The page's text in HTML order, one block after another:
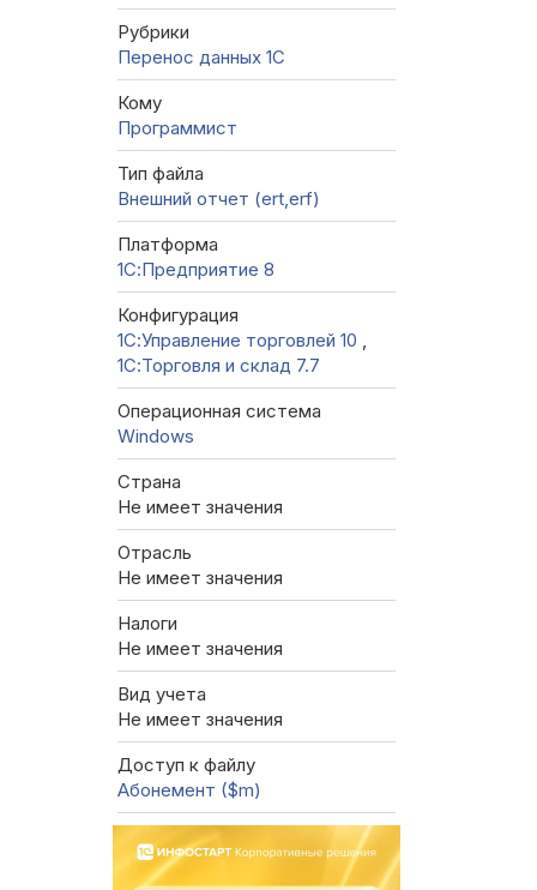
Рубрики
Перенос данных 1C
Кому
Программист
Тип файла
Внешний отчет (ert,erf)
Платформа
1С:Предприятие 8
Конфигурация
1С:Управление торговлей 10 ,
1С:Торговля и склад 7.7
Операционная система
Windows
Страна
Не имеет значения
Отрасль
Не имеет значения
Налоги
Не имеет значения
Вид учета
Не имеет значения
Доступ к файлу
Абонемент ($m)